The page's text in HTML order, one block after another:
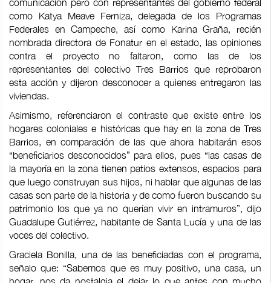
comunicación pero con representantes del gobierno federal
como Katya Meave Ferniza, delegada de los Programas
Federales en Campeche, así como Karina Graña, recién
nombrada directora de Fonatur en el estado, las opiniones
contra el proyecto no faltaron, como las de los
representantes del colectivo Tres Barrios que reprobaron
esta acción y dijeron desconocer a quienes entregaron las
viviendas.
Asimismo, referenciaron el contraste que existe entre los
hogares coloniales e históricas que hay en la zona de Tres
Barrios, en comparación de las que ahora habitarán esos
“beneficiarios desconocidos” para ellos, pues “las casas de
la mayoría en la zona tienen patios extensos, espacios para
que luego construyan sus hijos, ni hablar que algunas de las
casas son parte de la historia y de como fueron buscando su
patrimonio los que ya no querían vivir en intramuros”, dijo
Guadalupe Gutiérrez, habitante de Santa Lucía y una de las
voces del colectivo.
Graciela Bonilla, una de las beneficiadas con el programa,
señalo que: “Sabemos que es muy positivo, una casa, un